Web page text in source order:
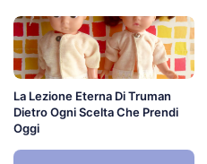
La Lezione Eterna Di Truman
Dietro Ogni Scelta Che Prendi
Oggi